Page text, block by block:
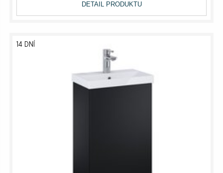
DETAIL PRODUKTU
14 DNÍ